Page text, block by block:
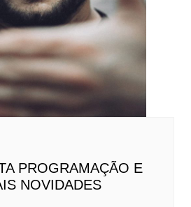
PROGRAMAÇÃO E
NOVIDADES